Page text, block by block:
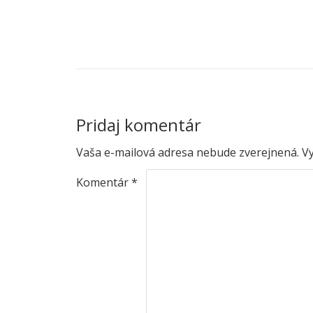
Pridaj komentár
Vaša e-mailová adresa nebude zverejnená.
Komentár*